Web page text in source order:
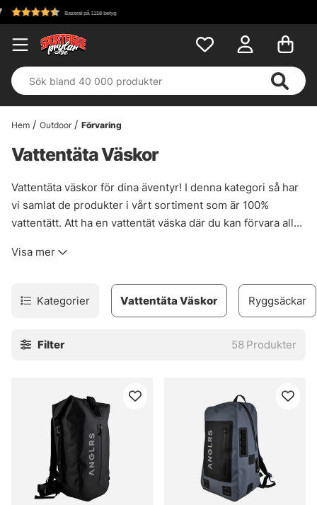
Hem Outdoor Förvaring
Vattentäta Väskor
Vattentäta väskor för dina äventyr! I denna kategori så har
vi samlat de produkter i vårt sortiment som är 100%
vattentätt. Att ha en vattentät väska där du kan förvara alla
Varken det är en fiskeväska, duffelbag, ryggsäck eller roll-
är mer lämpade för vandring, vissa för ren transport och
vissa för kontinuerligt åtkomst av innehållet. Vi är rätt
just dina ändamål!
Visa mer
Kategorier Ryggsäckar
Vattentäta Väskor
Filter 58 Produkter